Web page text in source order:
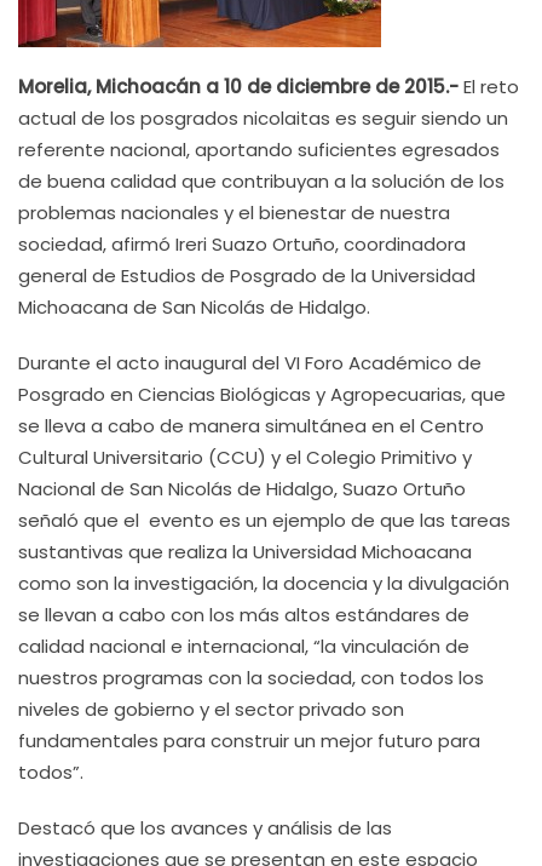
Morelia, Michoacán a 10 de diciembre de 2015.-El reto
actual de los posgrados nicolaitas es seguir siendo un
referente nacional, aportando suficientes egresados
de buena calidad que contribuyan a la solución de los
problemas nacionales y el bienestar de nuestra
sociedad, afirmó Ireri Suazo Ortuño, coordinadora
general de Estudios de Posgrado de la Universidad
Michoacana de San Nicolás de Hidalgo.
Durante el acto inaugural del VI Foro Académico de
Posgrado en Ciencias Biológicas y Agropecuarias, que
se lleva a cabo de manera simultánea en el Centro
Cultural Universitario (CCU) y el Colegio Primitivo y
Nacional de San Nicolás de Hidalgo, Suazo Ortuño
señaló que el evento es un ejemplo de que las tareas
sustantivas que realiza la Universidad Michoacana
como son la investigación, la docencia y la divulgación
se llevan a cabo con los más altos estándares de
calidad nacional e internacional, “la vinculación de
nuestros programas con la sociedad, con todos los
niveles de gobierno y el sector privado son
fundamentales para construir un mejor futuro para
todos”.
Destacó que los avances y análisis de las
investigaciones que se presentan en este espacio